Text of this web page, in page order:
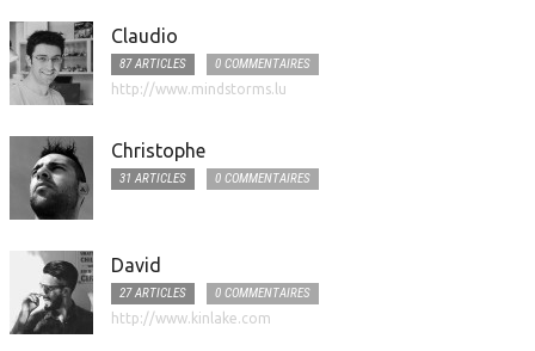
Claudio
87 ARTICLES
0 COMMENTAIRES
http://www.mindstorms.lu
Christophe
31 ARTICLES 0 COMMENTAIRES
David
27 ARTICLES
0 COMMENTAIRES
http://www.kinlake.com